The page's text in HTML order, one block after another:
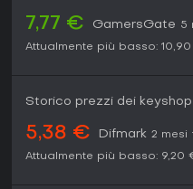
7,77 € GamersGate 5
Attualmente più basso:
Storico prezzi dei keyshop
5,38 € Difmark 2 mesi
Attualmente più basso: 9,20